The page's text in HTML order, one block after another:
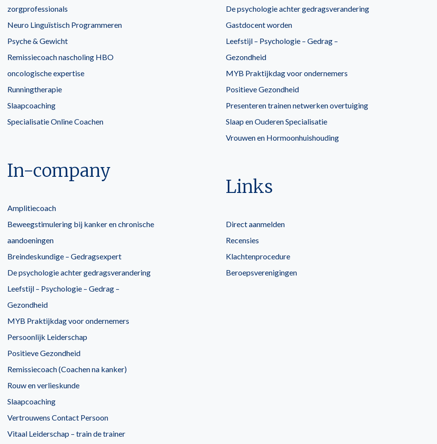
zorgprofessionals
Neuro Linguïstisch Programmeren
Psyche & Gewicht
Remissiecoach nascholing HBO
oncologische expertise
Runningtherapie
Slaapcoaching
Specialisatie Online Coachen
In-company
Amplitiecoach
Beweegstimulering bij kanker en chronische
aandoeningen
Breindeskundige – Gedragsexpert
De psychologie achter gedragsverandering
Leefstijl – Psychologie – Gedrag –
Gezondheid
MYB Praktijkdag voor ondernemers
Persoonlijk Leiderschap
Positieve Gezondheid
Remissiecoach (Coachen na kanker)
Rouw en verlieskunde
Slaapcoaching
Vertrouwens Contact Persoon
Vitaal Leiderschap – train de trainer
De psychologie achter gedragsverandering
Gastdocent worden
Leefstijl – Psychologie – Gedrag –
Gezondheid
MYB Praktijkdag voor ondernemers
Positieve Gezondheid
Presenteren trainen netwerken overtuiging
Slaap en Ouderen Specialisatie
Vrouwen en Hormoonhuishouding
Links
Direct aanmelden
Recensies
Klachtenprocedure
Beroepsverenigingen